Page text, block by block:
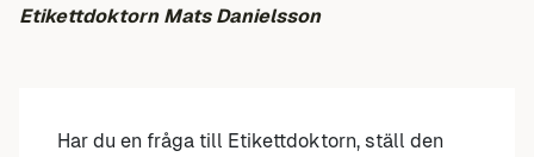
Etikettdoktorn Mats Danielsson
Har du en fråga till Etikettdoktorn, ställ den